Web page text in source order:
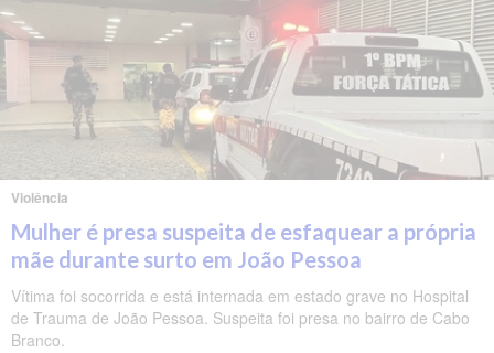
Violência
Mulher é presa suspeita de esfaquear a própria
mãe durante surto em João Pessoa
Vítima foi socorrida e está internada em estado grave no Hospital
de Trauma de João Pessoa. Suspeita foi presa no bairro de Cabo
Branco.